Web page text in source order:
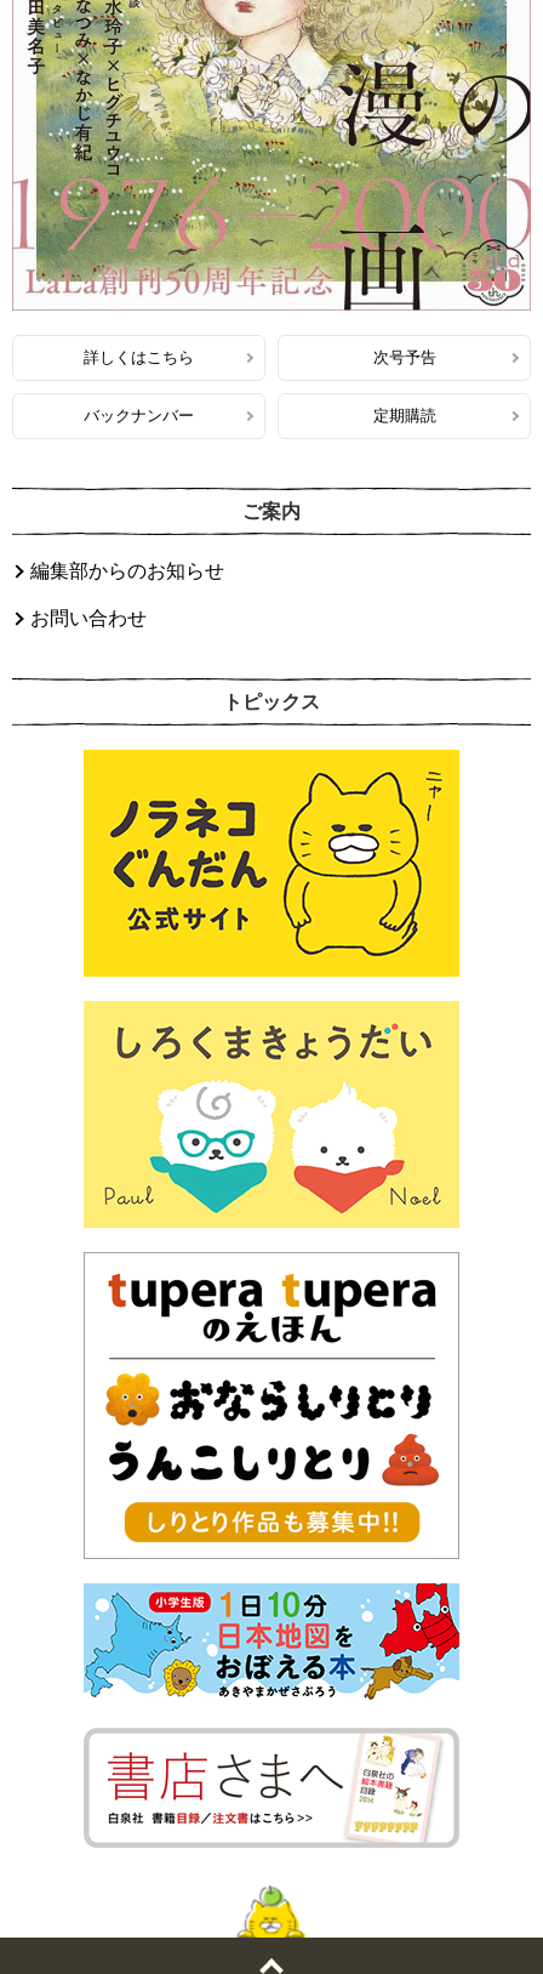
詳しくはこちら 次号予告
バックナンバー 定期購読
ご案内
編集部からのお知らせ
お問い合わせ
トピックス